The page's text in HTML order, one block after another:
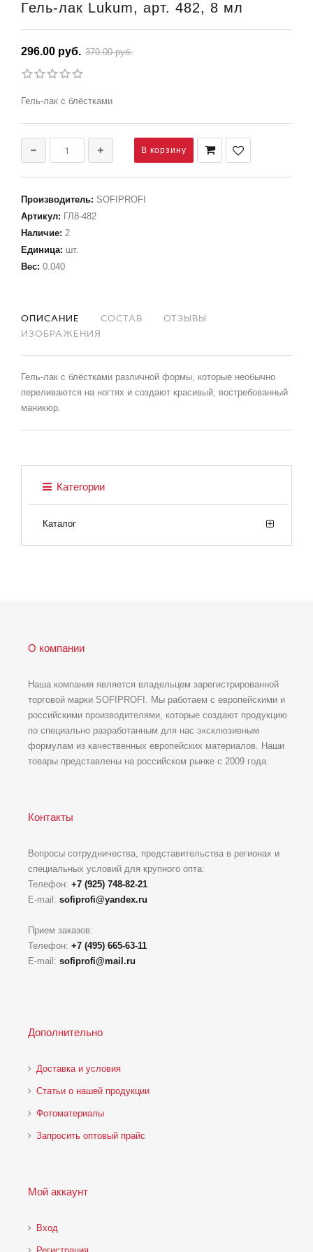
Гель-лак Lukum, арт. 482, 8 мл
296.00 руб. 370.00 руб.
Гель-лак с блёстками
Производитель: SOFIPROFI
Артикул: ГЛ8-482
Наличие: 2
Единица: шт.
Вес: 0.040
ОПИСАНИЕ СОСТАВ
ОТЗЫВЫ
ИЗОБРАЖЕНИЯ
Гель-лак с блёстками различной формы, которые необычно
переливаются на ногтях и создают красивый, востребованный
маникюр.
Категории
Каталог
О компании
Наша компания является владельцем зарегистрированной
торговой марки SOFIPROFI. Мы работаем с европейскими и
российскими производителями, которые создают продукцию
по специально разработанным для нас эксклюзивным
формулам из качественных европейских материалов. Наши
товары представлены на российском рынке с 2009 года.
Контакты
Вопросы сотрудничества, представительства в регионах и
специальных условий для крупного опта:
Телефон: +7 (925) 748-82-21
E-mail: sofiprofi@yandex.ru
Прием заказов:
Телефон: +7 (495) 665-63-11
E-mail: sofiprofi@mail.ru
Дополнительно
Доставка и условия
Статьи о нашей продукции
Фотоматериалы
Запросить оптовый прайс
Мой аккаунт
Вход